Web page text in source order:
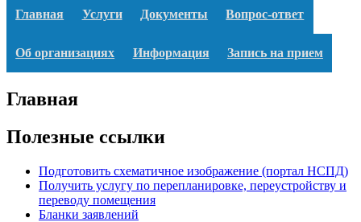
Главная Услуги Документы Вопрос-ответ
Об организациях Информация Запись на прием
Главная
Полезные ссылки
Подготовить схематичное изображение (портал НСПД)
Получить услугу по перепланировке, переустройству и
переводу помещения
Бланки заявлений